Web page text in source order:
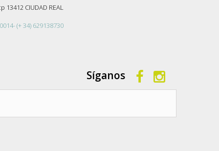
13412 CIUDAD REAL
(+ 34) 629138730
Síganos